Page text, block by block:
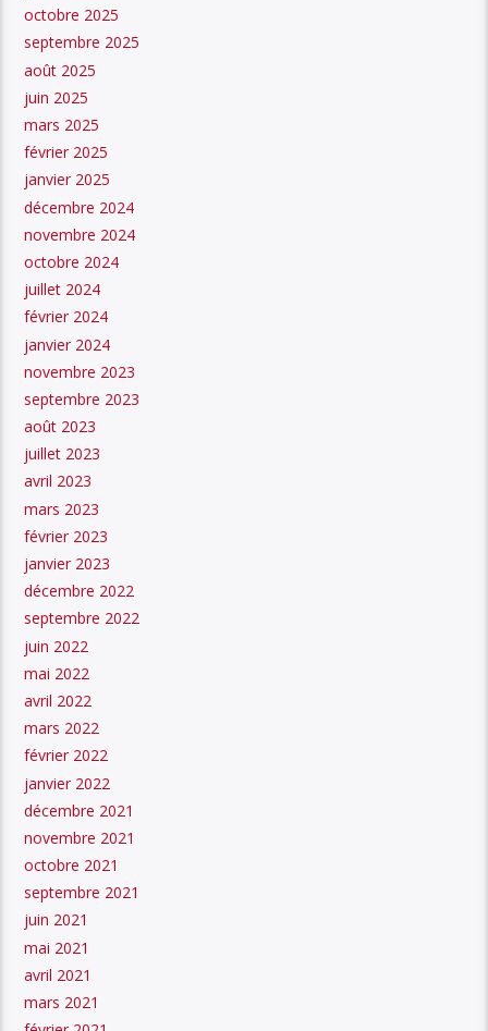
octobre 2025
septembre 2025
août 2025
juin 2025
mars 2025
février 2025
janvier 2025
décembre 2024
novembre 2024
octobre 2024
juillet 2024
février 2024
janvier 2024
novembre 2023
septembre 2023
août 2023
juillet 2023
avril 2023
mars 2023
février 2023
janvier 2023
décembre 2022
septembre 2022
juin 2022
mai 2022
avril 2022
mars 2022
février 2022
janvier 2022
décembre 2021
novembre 2021
octobre 2021
septembre 2021
juin 2021
mai 2021
avril 2021
mars 2021